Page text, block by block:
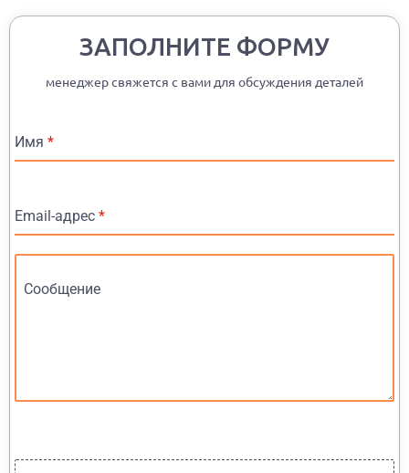
ЗАПОЛНИТЕ ФОРМУ
менеджер свяжется с вами для обсуждения деталей
Имя *
Email-адрес *
Сообщение